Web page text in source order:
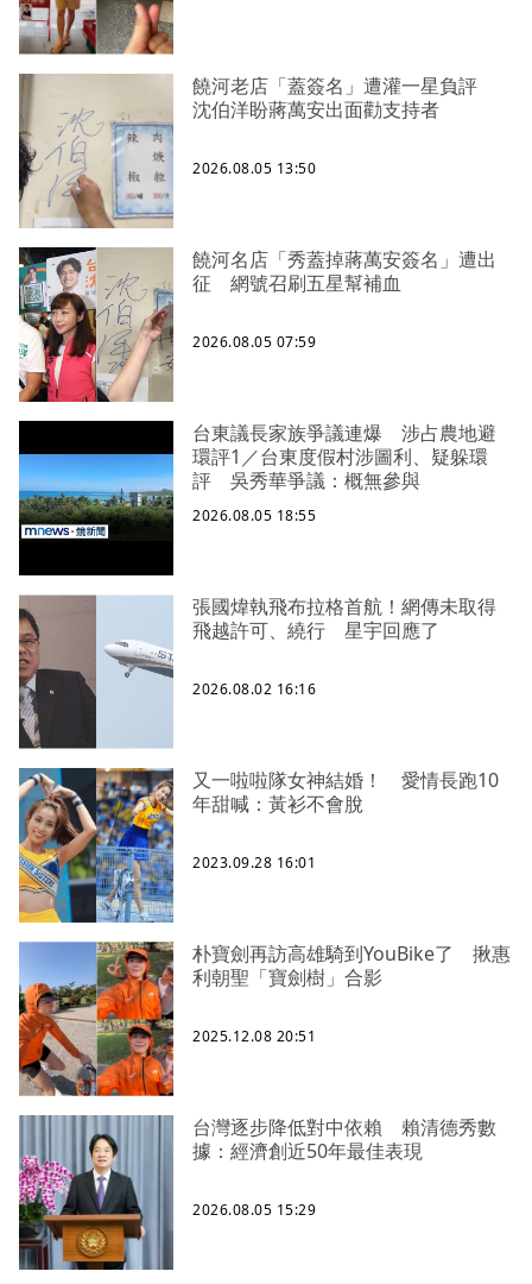
饒河老店「蓋簽名」遭灌一星負評
沈伯洋盼蔣萬安出面勸支持者
2026.08.05 13:50
饒河名店「秀蓋掉蔣萬安簽名」遭出
征 網號召刷五星幫補血
2026.08.05 07:59
台東議長家族爭議連爆 涉占農地避
環評1／台東度假村涉圖利、疑躲環
評 吳秀華爭議：概無參與
2026.08.05 18:55
張國煒執飛布拉格首航！網傳未取得
飛越許可、繞行 星宇回應了
2026.08.02 16:16
又一啦啦隊女神結婚！ 愛情長跑10
年甜喊：黃衫不會脫
2023.09.28 16:01
朴寶劍再訪高雄騎到YouBike了 揪惠
利朝聖「寶劍樹」合影
2025.12.08 20:51
台灣逐步降低對中依賴 賴清德秀數
據：經濟創近50年最佳表現
2026.08.05 15:29